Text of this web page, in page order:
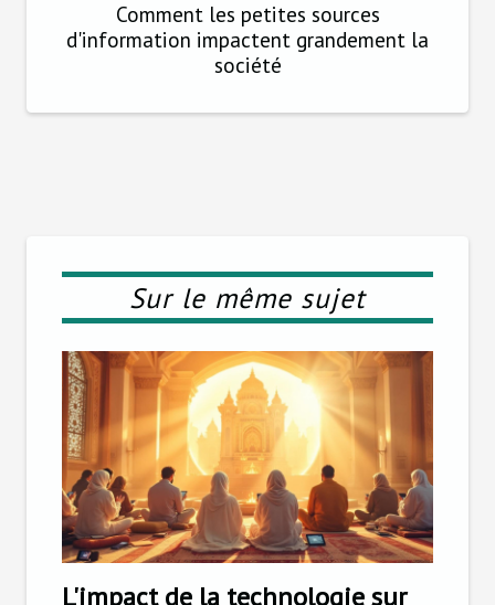
Comment les petites sources
d'information impactent grandement la
société
Sur le même sujet
L'impact de la technologie sur